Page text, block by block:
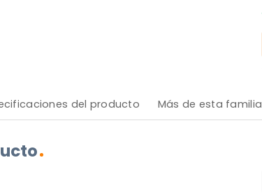
del producto Más de esta familia